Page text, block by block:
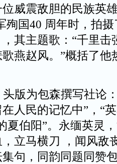
威震敌胆的民族英
殉国40 周年时，拍
其主题歌：“千里击
燕赵风。”概括了他
版为包森撰写社论
人民的记忆中”，“
夏伯阳”。永缅英灵
立马横刀 ，闻风敌
句，同韵同题同赞